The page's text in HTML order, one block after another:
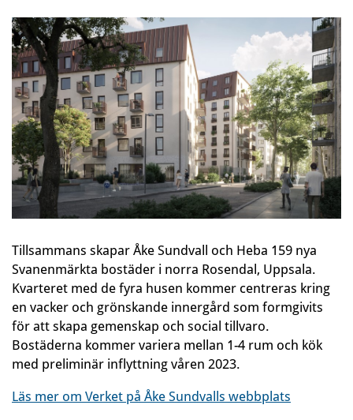
Tillsammans skapar Åke Sundvall och Heba 159 nya
Svanenmärkta bostäder i norra Rosendal, Uppsala.
Kvarteret med de fyra husen kommer centreras kring
en vacker och grönskande innergård som formgivits
för att skapa gemenskap och social tillvaro.
Bostäderna kommer variera mellan 1-4 rum och kök
med preliminär inflyttning våren 2023.
Läs mer om Verket på Åke Sundvalls webbplats